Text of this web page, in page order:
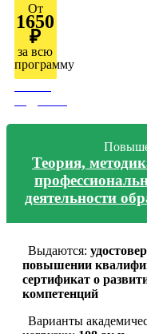
От
1650
₽
за всю
программу
Теория,
деятельности
Выдаются:
повышении
сертификат о
компетенций
Варианты